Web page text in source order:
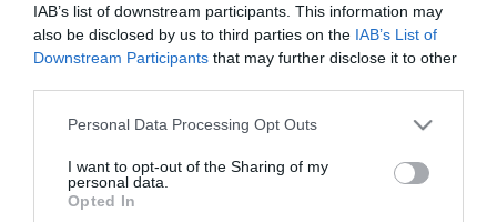
IAB’s list of downstream participants. This information may
also be disclosed by us to third parties on the IAB’s List of
Downstream Participants that may further disclose it to other
Personal Data Processing Opt Outs
I want to opt-out of the Sharing of my
personal data.
Opted In
Il gioco di Joan Laporta è chiaro: non perdere la faccia con
l'affare Ronaldinho al Milan? Ipotesi francamente poco
plausibile: salvo di controproducenti colpi di teatro di
Adriano Galliani, basterà "mascherare" l'accordo e le sue
cifre. Nell'ambiente vicino ai personaggi della trattativa,